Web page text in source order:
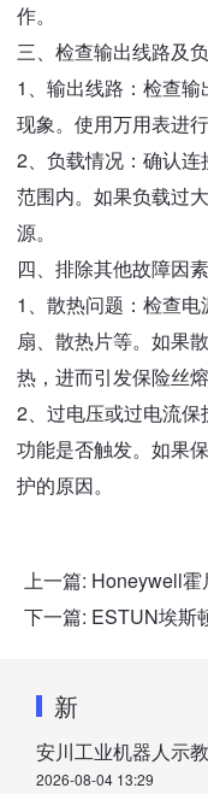
作。
三、检查输出线路及
1、输出线路：检查
现象。使用万用表进
2、负载情况：确认
范围内。如果负载过
源。
四、排除其他故障因素
1、散热问题：检查
扇、散热片等。如果
热，进而引发保险丝熔
2、过电压或过电流
功能是否触发。如果
护的原因。
上一篇: Honeywell霍
下一篇: ESTUN埃斯
新
安川工业机器人示
2026-08-04 13:29